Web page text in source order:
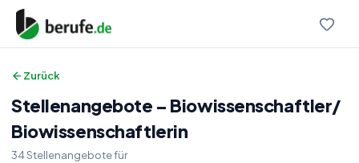
Zurück
Stellenangebote – Biowissenschaftler/
Biowissenschaftlerin
34Stellenangebotefür